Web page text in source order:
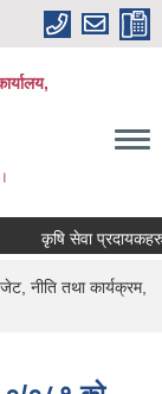
कृषि सेवा प्रदायकहरुको
नीति तथा कार्यक्रम,